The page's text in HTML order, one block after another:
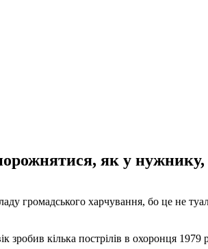
як у нужнику,
громадського харчування, бо це не
зробив кілька пострілів в охоронця